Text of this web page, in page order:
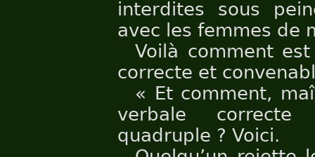
interdites sous
avec les femmes de
Voilà comment
correcte et
« Et comment,
verbale
quadruple ? Voici.